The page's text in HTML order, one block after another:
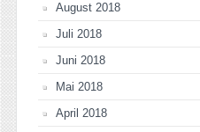
August 2018
Juli 2018
Juni 2018
Mai 2018
April 2018